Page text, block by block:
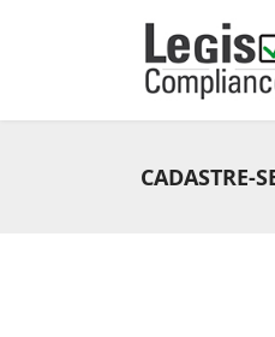
CADASTRE-